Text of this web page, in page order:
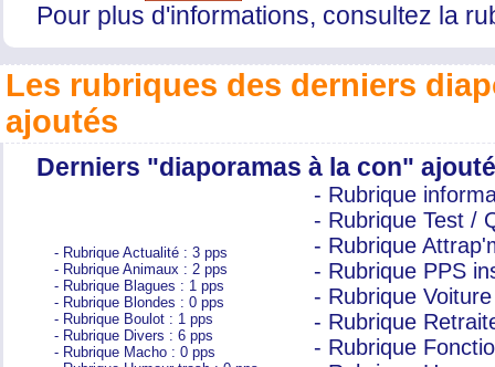
Pour plus d'informations, consultez la
Les rubriques des derniers
ajoutés
Derniers "diaporamas à la con"
- Rubrique Actualité : 3 pps
- Rubrique Animaux : 2 pps
- Rubrique Blagues : 1 pps
- Rubrique Blondes : 0 pps
- Rubrique Boulot : 1 pps
- Rubrique Divers : 6 pps
- Rubrique Macho : 0 pps
- Rubrique
- Rubrique Test /
- Rubrique
- Rubrique PPS
- Rubrique Voiture
- Rubrique
- Rubrique